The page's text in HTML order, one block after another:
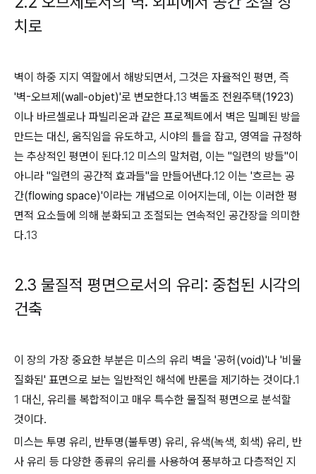
치로
벽이 하중 지지 역할에서 해방되면서, 그것은 자율적인 평면, 즉
'벽-오브제(wall-objet)'로 변모한다.13 벽돌조 전원주택(1923)
이나 바르셀로나 파빌리온과 같은 프로젝트에서 벽은 밀폐된 방을
만드는 대신, 움직임을 유도하고, 시야의 틀을 잡고, 영역을 규정하
는 추상적인 평면이 된다.12 미스의 말처럼, 이는 "일련의 방들"이
아니라 "일련의 공간적 효과들"을 만들어낸다.12 이는 '흐르는 공
간(flowing space)'이라는 개념으로 이어지는데, 이는 이러한 평
면적 요소들에 의해 분화되고 조절되는 연속적인 공간장을 의미한
다.13
2.3 물질적 평면으로서의 유리: 중첩된 시각의
건축
이 장의 가장 중요한 부분은 미스의 유리 벽을 '공허(void)'나 '비물
질화된' 표면으로 보는 일반적인 해석에 반론을 제기하는 것이다.1
1 대신, 유리를 복합적이고 매우 특수한 물질적 평면으로 분석할
것이다.
미스는 투명 유리, 반투명(불투명) 유리, 유색(녹색, 회색) 유리, 반
사 유리 등 다양한 종류의 유리를 사용하여 풍부하고 다층적인 지